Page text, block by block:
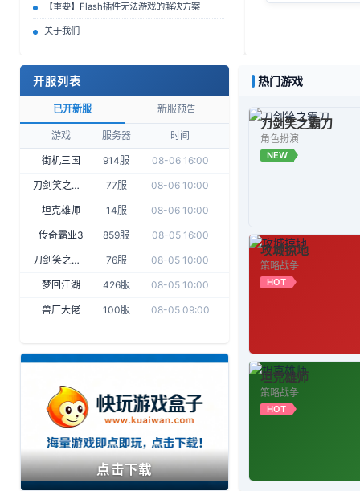
【重要】Flash插件无法游戏的解决方案
关于我们
开服列表
已开新服 新服预告
游戏 服务器 时间
街机三国 914服 08-06 16:00
刀剑笑之霸刀 77服 08-06 10:00
坦克雄师 14服 08-06 10:00
传奇霸业3 859服 08-05 16:00
刀剑笑之霸刀 76服 08-05 10:00
梦回江湖 426服 08-05 10:00
兽厂大佬 100服 08-05 09:00
点击下载
热门游戏
刀剑笑之霸刀
角色扮演
NEW
攻城掠地
策略战争
HOT
坦克雄师
策略战争
HOT